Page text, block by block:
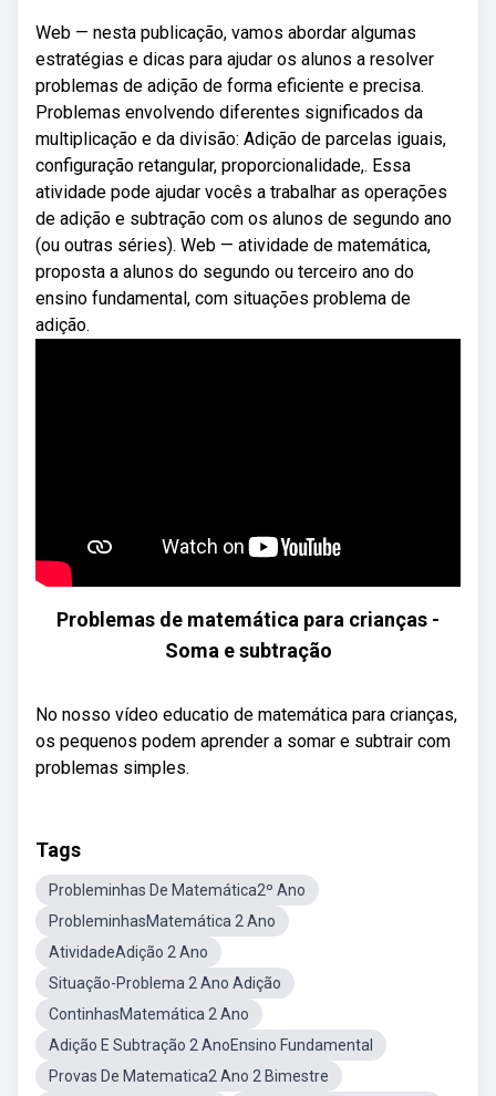
Web — nesta publicação, vamos abordar algumas
estratégias e dicas para ajudar os alunos a resolver
problemas de adição de forma eficiente e precisa.
Problemas envolvendo diferentes significados da
multiplicação e da divisão: Adição de parcelas iguais,
configuração retangular, proporcionalidade,. Essa
atividade pode ajudar vocês a trabalhar as operações
de adição e subtração com os alunos de segundo ano
(ou outras séries). Web — atividade de matemática,
proposta a alunos do segundo ou terceiro ano do
ensino fundamental, com situações problema de
adição.
Problemas de matemática para crianças -
Soma e subtração
No nosso vídeo educatio de matemática para crianças,
os pequenos podem aprender a somar e subtrair com
problemas simples.
Tags
Probleminhas De Matemática2º Ano
ProbleminhasMatemática 2 Ano
AtividadeAdição 2 Ano
Situação-Problema 2 Ano Adição
ContinhasMatemática 2 Ano
Adição E Subtração 2 AnoEnsino Fundamental
Provas De Matematica2 Ano 2 Bimestre